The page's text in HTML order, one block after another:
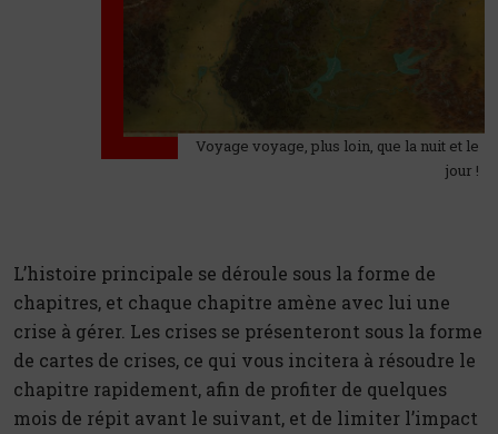
Voyage voyage, plus loin, que la nuit et le
jour !
L’histoire principale se déroule sous la forme de
chapitres, et chaque chapitre amène avec lui une
crise à gérer. Les crises se présenteront sous la forme
de cartes de crises, ce qui vous incitera à résoudre le
chapitre rapidement, afin de profiter de quelques
mois de répit avant le suivant, et de limiter l’impact